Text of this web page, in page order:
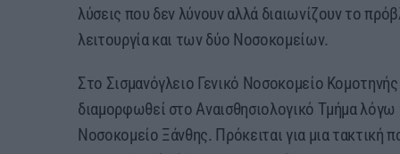
λύσεις που δεν λύνουν αλλά διαιωνίζουν το
λειτουργία και των δύο Νοσοκομείων.
Στο Σισμανόγλειο Γενικό Νοσοκομείο
διαμορφωθεί στο Αναισθησιολογικό Τμήμα
Νοσοκομείο Ξάνθης. Πρόκειται για μια τακτική